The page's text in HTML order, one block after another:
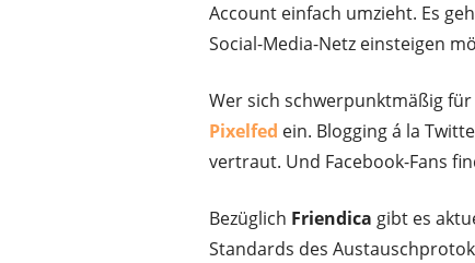
Account einfach umzieht. Es
Social-Media-Netz einsteigen
Wer sich schwerpunktmäßig
Pixelfed ein. Blogging á la
vertraut. Und Facebook-Fans
Bezüglich Friendica gibt es
Standards des